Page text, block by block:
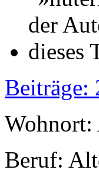
Beiträge:
Beruf: